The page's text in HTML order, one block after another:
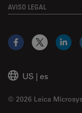
AVISO LEGAL
US | es
© 2026 Leica
Facebook
X